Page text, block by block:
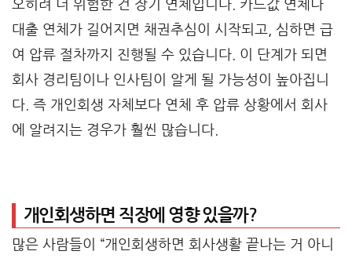
오히려 더 위험한 건 장기 연체입니다. 카드값 연체나
대출 연체가 길어지면 채권추심이 시작되고, 심하면 급
여 압류 절차까지 진행될 수 있습니다. 이 단계가 되면
회사 경리팀이나 인사팀이 알게 될 가능성이 높아집니
다. 즉 개인회생 자체보다 연체 후 압류 상황에서 회사
에 알려지는 경우가 훨씬 많습니다.
개인회생하면 직장에 영향 있을까?
많은 사람들이 “개인회생하면 회사생활 끝나는 거 아니